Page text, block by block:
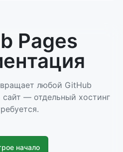
Pages
любой GitHub
— отдельный хостинг
начало